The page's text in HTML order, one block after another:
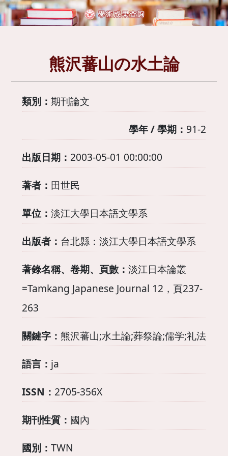
熊沢蕃山の水土論
類別： 期刊論文
學年 / 學期： 91-2
出版日期： 2003-05-01 00:00:00
著者： 田世民
單位： 淡江大學日本語文學系
出版者： 台北縣：淡江大學日本語文學系
著錄名稱、卷期、頁數： 淡江日本論叢
=Tamkang Japanese Journal 12，頁237-
263
關鍵字： 熊沢蕃山;水土論;葬祭論;儒学;礼法
語言： ja
ISSN： 2705-356X
期刊性質： 國內
國別： TWN